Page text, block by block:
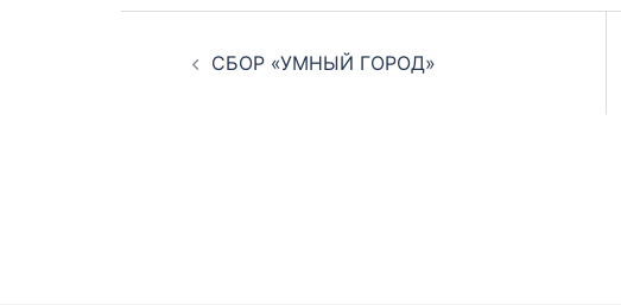
СБОР «УМНЫЙ ГОРОД»